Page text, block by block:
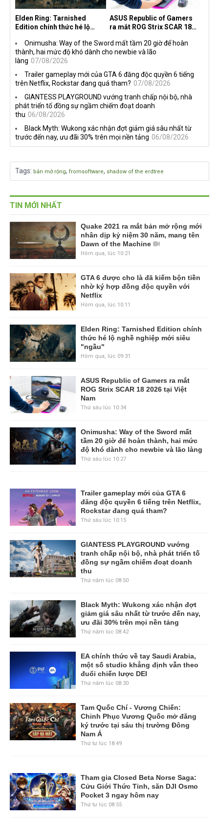
Elden Ring: Tarnished
Edition chính thức hé lộ
ASUS Republic of Gamers
ra mắt ROG Strix SCAR 18
Onimusha: Way of the Sword mất tầm 20 giờ để hoàn
thành, hai mức độ khó dành cho newbie và lão
làng 07/08/2026
Trailer gameplay mới của GTA 6 đăng độc quyền 6 tiếng
trên Netflix, Rockstar đang quá tham? 07/08/2026
GIANTESS PLAYGROUND vướng tranh chấp nội bộ, nhà
phát triển tố đồng sự ngầm chiếm đoạt doanh
thu 06/08/2026
Black Myth: Wukong xác nhận đợt giảm giá sâu nhất từ
trước đến nay, ưu đãi 30% trên mọi nền tảng 06/08/2026
Tags: bản mở rộng, fromsoftware, shadow of the erdtree
TIN MỚI NHẤT
Quake 2021 ra mắt bản mở rộng mới
nhân dịp kỷ niệm 30 năm, mang tên
Dawn of the Machine
Hôm qua, lúc 10:21
GTA 6 được cho là đã kiếm bộn tiền
nhờ ký hợp đồng độc quyền với
Netflix
Hôm qua, lúc 10:11
Elden Ring: Tarnished Edition chính
thức hé lộ nghề nghiệp mới siêu
"ngầu"
Hôm qua, lúc 09:31
ASUS Republic of Gamers ra mắt
ROG Strix SCAR 18 2026 tại Việt
Nam
Thứ sáu lúc 10:34
Onimusha: Way of the Sword mất
tầm 20 giờ để hoàn thành, hai mức
độ khó dành cho newbie và lão làng
Thứ sáu lúc 10:27
Trailer gameplay mới của GTA 6
đăng độc quyền 6 tiếng trên Netflix,
Rockstar đang quá tham?
Thứ sáu lúc 10:15
GIANTESS PLAYGROUND vướng
tranh chấp nội bộ, nhà phát triển tố
đồng sự ngầm chiếm đoạt doanh
thu
Thứ năm lúc 08:50
Black Myth: Wukong xác nhận đợt
giảm giá sâu nhất từ trước đến nay,
ưu đãi 30% trên mọi nền tảng
Thứ năm lúc 08:42
EA chính thức về tay Saudi Arabia,
một số studio khẳng định vẫn theo
đuổi chiến lược DEI
Thứ năm lúc 08:30
Tam Quốc Chí - Vương Chiến:
Chinh Phục Vương Quốc mở đăng
ký trước tại sáu thị trường Đông
Nam Á
Thứ tư lúc 18:49
Tham gia Closed Beta Norse Saga:
Cửu Giới Thức Tỉnh, săn DJI Osmo
Pocket 3 ngay hôm nay
Thứ tư lúc 08:55